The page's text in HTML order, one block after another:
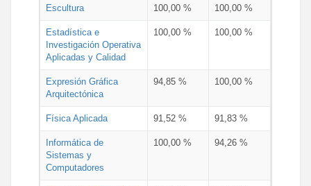
Escultura 100,00 % 100,00 %
Estadística e
Investigación Operativa
Aplicadas y Calidad
100,00 % 100,00 %
Expresión Gráfica
Arquitectónica
94,85 % 100,00 %
Física Aplicada 91,52 % 91,83 %
Informática de
Sistemas y
Computadores
100,00 % 94,26 %